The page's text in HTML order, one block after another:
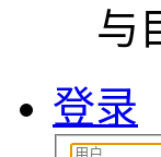
与
登录